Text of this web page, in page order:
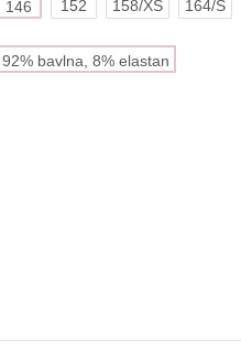
146 152 158/XS 164/S
92% bavlna, 8% elastan